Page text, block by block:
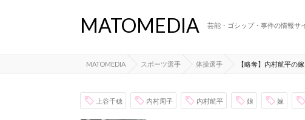
MATOMEDIA 芸能・ゴシップ・事件の情報サ
MATOMEDIA スポーツ選手 体操選手 【略奪】内村航平の
上谷千穂 内村周子 内村航平 娘 嫁